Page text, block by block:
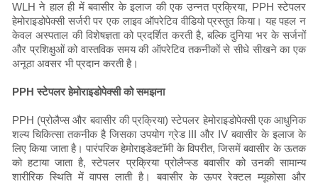
WLH ने हाल ही में बवासीर के इलाज की एक उन्नत प्रक्रिया, PPH स्टेपलर
हेमोराइडोपेक्सी सर्जरी पर एक लाइव ऑपरेटिव वीडियो प्रस्तुत किया। यह पहल न
केवल अस्पताल की विशेषज्ञता को प्रदर्शित करती है, बल्कि दुनिया भर के सर्जनों
और प्रशिक्षुओं को वास्तविक समय की ऑपरेटिव तकनीकों से सीधे सीखने का एक
अनूठा अवसर भी प्रदान करती है।
PPH स्टेपलर हेमोराइडोपेक्सी को समझना
PPH (प्रोलैप्स और बवासीर की प्रक्रिया) स्टेपलर हेमोराइडोपेक्सी एक आधुनिक
शल्य चिकित्सा तकनीक है जिसका उपयोग ग्रेड III और IV बवासीर के इलाज के
लिए किया जाता है। पारंपरिक हेमोराइडेक्टॉमी के विपरीत, जिसमें बवासीर के ऊतक
को हटाया जाता है, स्टेपलर प्रक्रिया प्रोलैप्स्ड बवासीर को उनकी सामान्य
शारीरिक स्थिति में वापस लाती है। बवासीर के ऊपर रेक्टल म्यूकोसा और